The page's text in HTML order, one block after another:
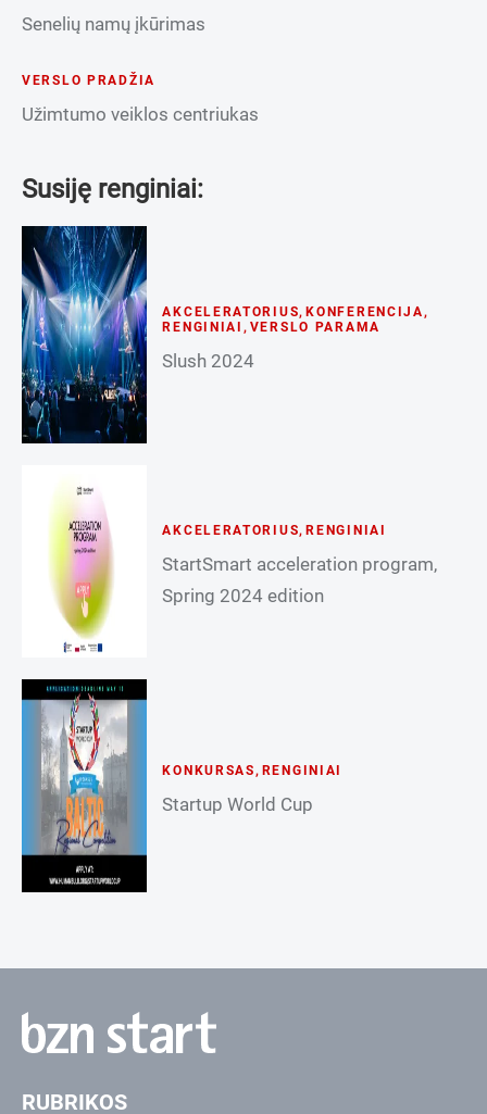
Senelių namų įkūrimas
VERSLO PRADŽIA
Užimtumo veiklos centriukas
Susiję renginiai:
AKCELERATORIUS,KONFERENCIJA,
RENGINIAI , VERSLO PARAMA
Slush 2024
AKCELERATORIUS,RENGINIAI
StartSmart acceleration program,
Spring 2024 edition
KONKURSAS, RENGINIAI
Startup World Cup
RUBRIKOS